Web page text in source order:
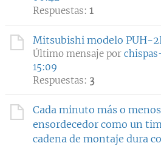
Respuestas: 1
Mitsubishi modelo PUH-
Último mensaje por
15:09
Respuestas: 3
Cada minuto más o
ensordecedor como un
cadena de montaje dura